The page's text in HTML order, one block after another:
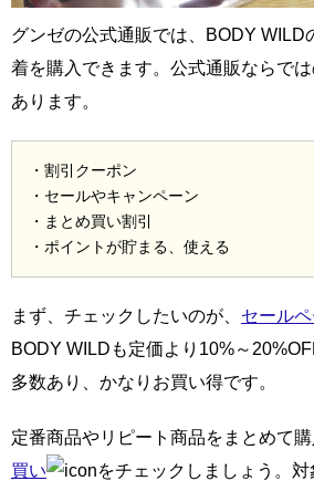
グンゼの公式通販では、BODY WILD
着を購入できます。公式通販ならで
あります。
・割引クーポン
・セールやキャンペーン
・まとめ買い割引
・ポイントが貯まる、使える
まず、チェックしたいのが、 セール
BODY WILDも定価より10%～
多数あり、かなりお買い得です。
定番商品やリピート商品をまとめて
買い
をチェックしましょう。